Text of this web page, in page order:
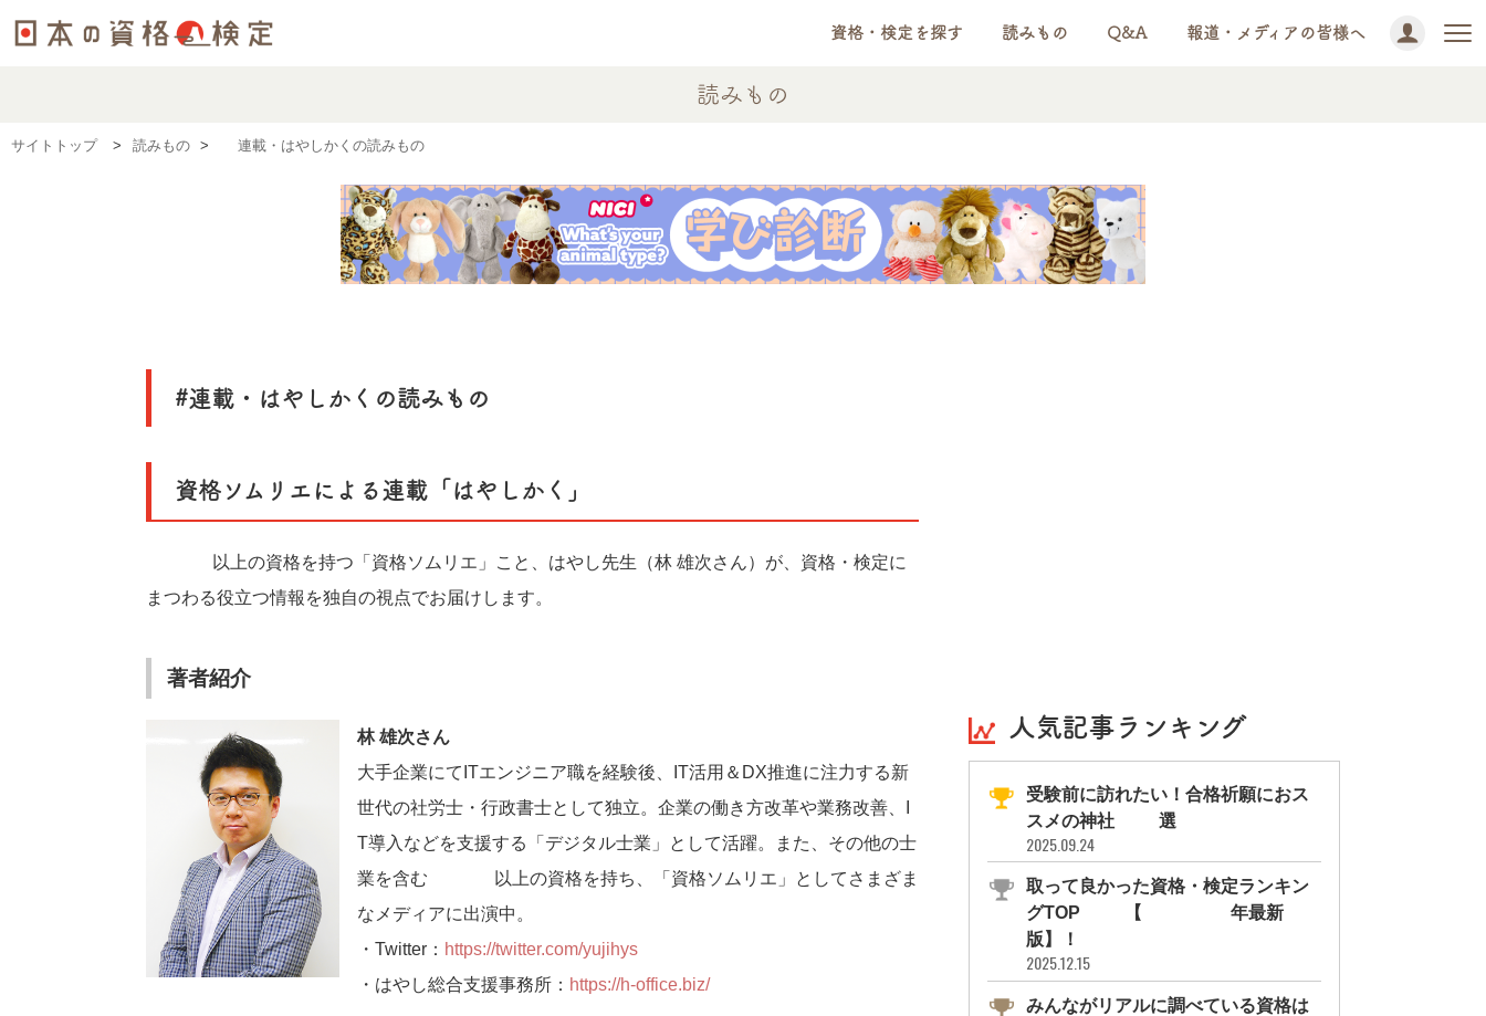
資格・検定を探す 読みもの Q&A 報道・メディアの皆様へ
読みもの
サイトトップ 読みもの #連載・はやしかくの読みもの
#連載・はやしかくの読みもの
資格ソムリエによる連載「はやしかく」
500以上の資格を持つ「資格ソムリエ」こと、はやし先生（林 雄次さん）が、資格・検定に
まつわる役立つ情報を独自の視点でお届けします。
著者紹介
林 雄次さん
大手企業にてITエンジニア職を経験後、IT活用＆DX推進に注力する新
世代の社労士・行政書士として独立。企業の働き方改革や業務改善、I
T導入などを支援する「デジタル士業」として活躍。また、その他の士
業を含む500以上の資格を持ち、「資格ソムリエ」としてさまざま
なメディアに出演中。
・Twitter： https://twitter.com/yujihys
・はやし総合支援事務所： https://h-office.biz/
人気記事ランキング
受験前に訪れたい！合格祈願におス
スメの神社11選
2025.09.24
取って良かった資格・検定ランキン
グTOP10【2026年最新
版】！
2025.12.15
みんながリアルに調べている資格は